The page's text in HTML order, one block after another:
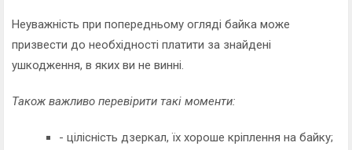
Неуважність при попередньому огляді байка може
призвести до необхідності платити за знайдені
ушкодження, в яких ви не винні.
Також важливо перевірити такі моменти:
- цілісність дзеркал, їх хороше кріплення на байку;